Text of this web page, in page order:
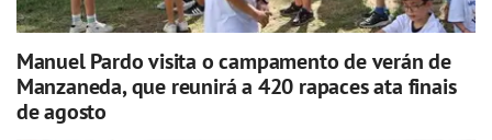
Manuel Pardo visita o campamento de verán de
Manzaneda, que reunirá a 420 rapaces ata finais
de agosto